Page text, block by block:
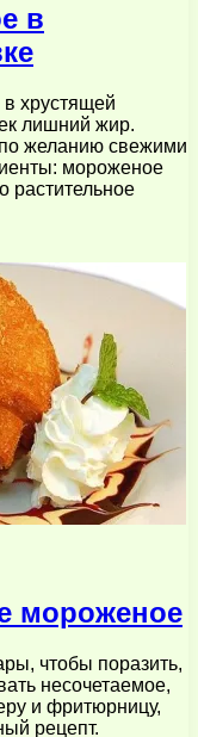
в
хрустящей
лишний жир.
желанию свежими
мороженое
растительное
мороженое
чтобы поразить,
несочетаемое,
и фритюрницу,
рецепт.